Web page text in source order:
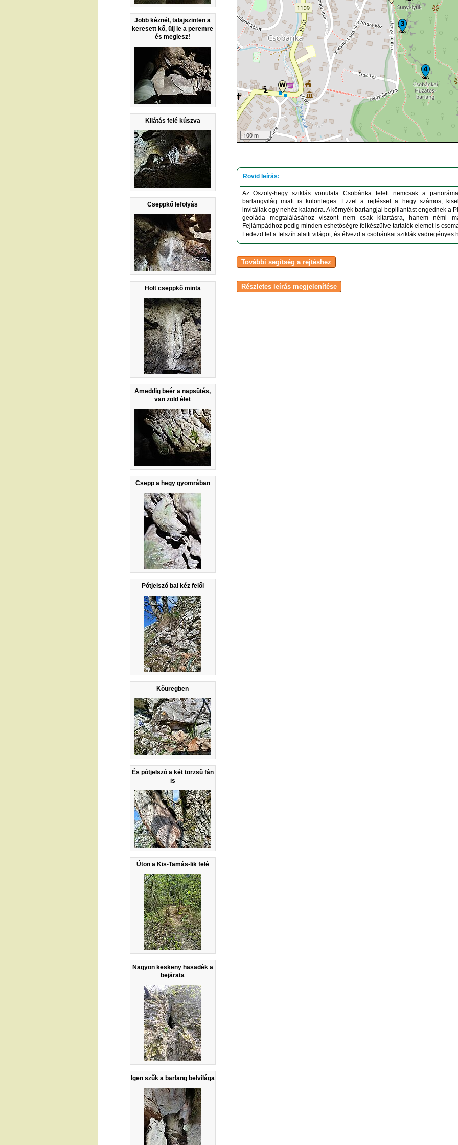
Jobb kéznél, talajszinten a
keresett kő, ülj le a peremre
és meglesz!
Kilátás felé kúszva
Cseppkő lefolyás
Holt cseppkő minta
Ameddig beér a napsütés,
van zöld élet
Csepp a hegy gyomrában
Pótjelszó bal kéz felől
Kőüregben
És pótjelszó a két törzsű fán
is
Úton a Kis-Tamás-lik felé
Nagyon keskeny hasadék a
bejárata
Igen szűk a barlang belvilága
100 m
Az Oszoly-hegy sziklás vonulata Csobánka felett nemcsak a
barlangvilág miatt is különleges. Ezzel a rejtéssel a hegy számos,
invitállak egy nehéz kalandra. A környék barlangjai bepillantást engednek a
geoláda megtalálásához viszont nem csak kitartásra, hanem némi
Fejlámpádhoz pedig minden eshetőségre felkészülve tartalék elemet is
Fedezd fel a felszín alatti világot, és élvezd a csobánkai sziklák vadregényes